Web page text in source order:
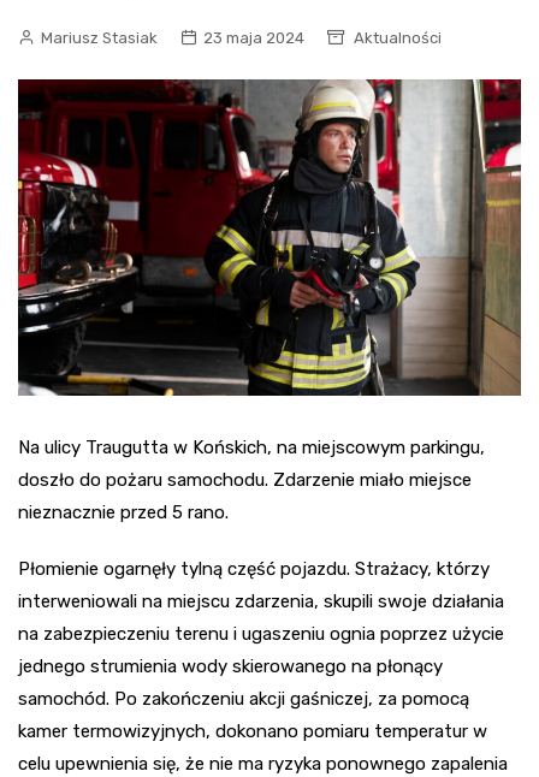
Mariusz Stasiak 23 maja 2024 Aktualności
Na ulicy Traugutta w Końskich, na miejscowym parkingu,
doszło do pożaru samochodu. Zdarzenie miało miejsce
nieznacznie przed 5 rano.
Płomienie ogarnęły tylną część pojazdu. Strażacy, którzy
interweniowali na miejscu zdarzenia, skupili swoje działania
na zabezpieczeniu terenu i ugaszeniu ognia poprzez użycie
jednego strumienia wody skierowanego na płonący
samochód. Po zakończeniu akcji gaśniczej, za pomocą
kamer termowizyjnych, dokonano pomiaru temperatur w
celu upewnienia się, że nie ma ryzyka ponownego zapalenia